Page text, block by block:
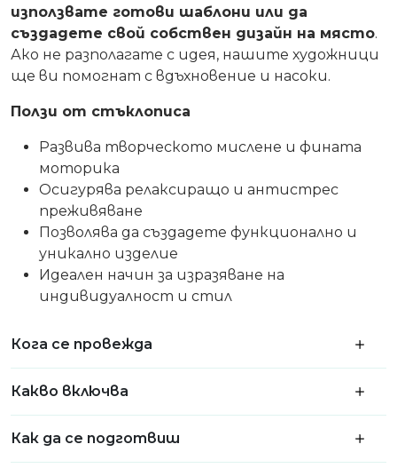
използвате готови шаблони или да
създадете свой собствен дизайн на място.
Ако не разполагате с идея, нашите художници
ще ви помогнат с вдъхновение и насоки.
Ползи от стъклописа
Развива творческото мислене и фината
моторика
Осигурява релаксиращо и антистрес
преживяване
Позволява да създадете функционално и
уникално изделие
Идеален начин за изразяване на
индивидуалност и стил
Кога се провежда
Какво включва
Как да се подготвиш